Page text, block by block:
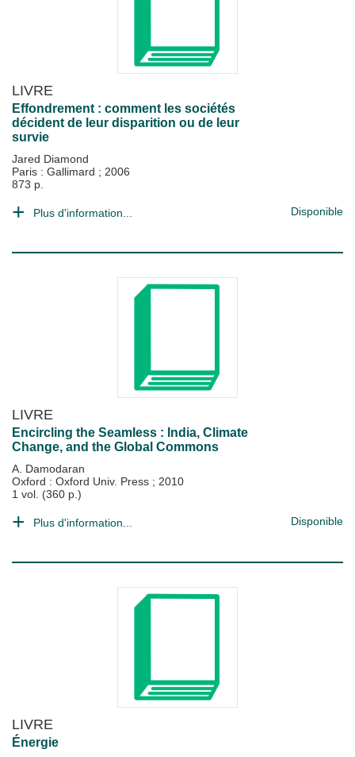
LIVRE
Effondrement : comment les sociétés
décident de leur disparition ou de leur
survie
Jared Diamond
Paris : Gallimard ; 2006
873 p.
Plus d'information... Disponible
LIVRE
Encircling the Seamless : India, Climate
Change, and the Global Commons
A. Damodaran
Oxford : Oxford Univ. Press ; 2010
1 vol. (360 p.)
Plus d'information... Disponible
LIVRE
Énergie